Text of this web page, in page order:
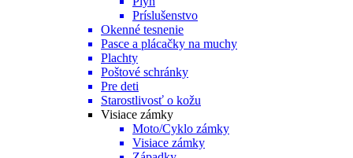
Príslušenstvo
Okenné tesnenie
Pasce a plácačky na muchy
Plachty
Poštové schránky
Pre deti
Starostlivosť o kožu
Visiace zámky
Moto/Cyklo zámky
Visiace zámky